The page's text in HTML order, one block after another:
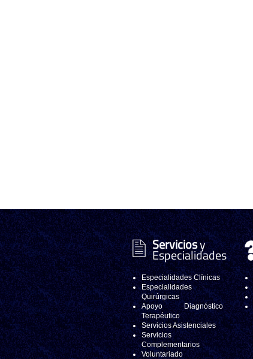
Serviciosy
Especialidades
Especialidades Clínicas
Especialidades
Quirúrgicas
Apoyo Diagnóstico
Terapéutico
Servicios Asistenciales
Servicios
Complementarios
Voluntariado